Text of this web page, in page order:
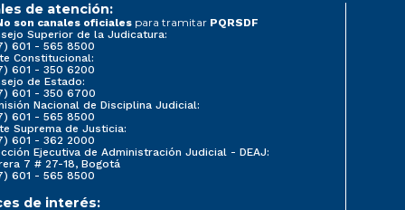
de atención:
son canales oficiales para tramitar PQRSDF
Superior de la Judicatura:
601 - 565 8500
Constitucional:
601 - 350 6200
de Estado:
601 - 350 6700
Nacional de Disciplina Judicial:
601 - 565 8500
Suprema de Justicia:
601 - 362 2000
Ejecutiva de Administración Judicial - DEAJ:
7 # 27-18, Bogotá
601 - 565 8500
de interés: